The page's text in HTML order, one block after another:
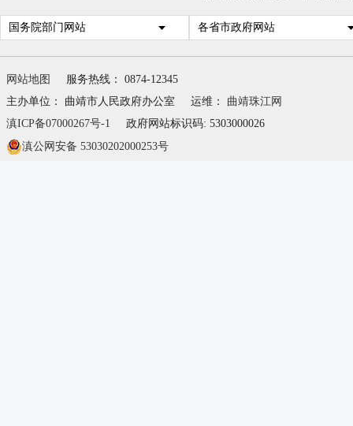
国务院部门网站 各省市政府网站
网站地图
服务热线： 0874-12345
主办单位： 曲靖市人民政府办公室
运维： 曲靖珠江网
滇ICP备07000267号-1
政府网站标识码: 5303000026
滇公网安备 53030202000253号